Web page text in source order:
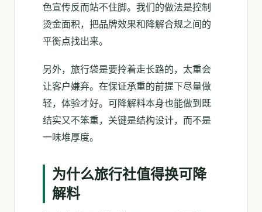
色宣传反而站不住脚。我们的做法是控制
烫金面积，把品牌效果和降解合规之间的
平衡点找出来。
另外，旅行袋是要拎着走长路的，太重会
让客户嫌弃。在保证承重的前提下尽量做
轻，体验才好。可降解料本身也能做到既
结实又不笨重，关键是结构设计，而不是
一味堆厚度。
为什么旅行社值得换可降
解料